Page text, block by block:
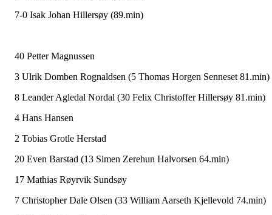
7-0 Isak Johan Hillersøy (89.min)
40 Petter Magnussen
3 Ulrik Domben Rognaldsen (5 Thomas Horgen Senneset 81.min)
8 Leander Agledal Nordal (30 Felix Christoffer Hillersøy 81.min)
4 Hans Hansen
2 Tobias Grotle Herstad
20 Even Barstad (13 Simen Zerehun Halvorsen 64.min)
17 Mathias Røyrvik Sundsøy
7 Christopher Dale Olsen (33 William Aarseth Kjellevold 74.min)